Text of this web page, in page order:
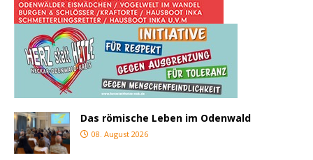
Das römische Leben im Odenwald
08. August 2026